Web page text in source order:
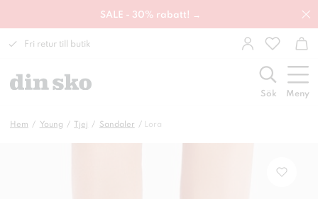
SALE - 30% rabatt! →
Fri retur till butik
Sök Meny
Hem Young Tjej Sandaler Lora